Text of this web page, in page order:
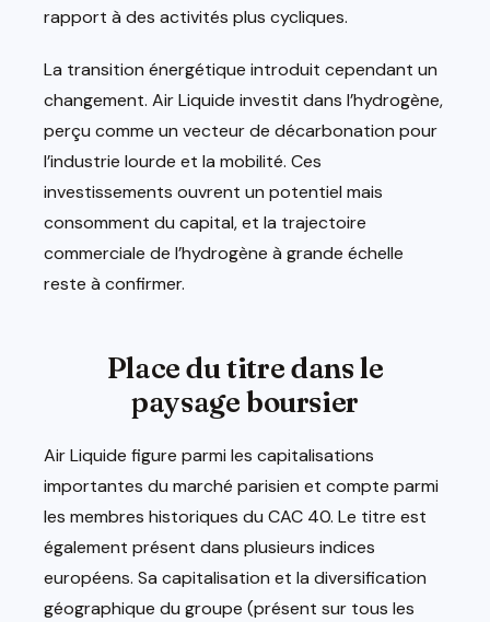
rapport à des activités plus cycliques.
La transition énergétique introduit cependant un
changement. Air Liquide investit dans l’hydrogène,
perçu comme un vecteur de décarbonation pour
l’industrie lourde et la mobilité. Ces
investissements ouvrent un potentiel mais
consomment du capital, et la trajectoire
commerciale de l’hydrogène à grande échelle
reste à confirmer.
Place du titre dans le
paysage boursier
Air Liquide figure parmi les capitalisations
importantes du marché parisien et compte parmi
les membres historiques du CAC 40. Le titre est
également présent dans plusieurs indices
européens. Sa capitalisation et la diversification
géographique du groupe (présent sur tous les